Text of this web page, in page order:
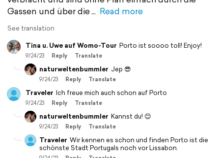
Gassen und über die
Read more
See translation
Tina u. Uwe auf Womo-Tour Porto ist soooo toll! Enjoy!
9/24/23 Reply Translate
naturweltenbummler Jep 😎
9/24/23 Reply Translate
Traveler Ich freue mich auch schon auf Porto
9/24/23 Reply Translate
naturweltenbummler Kannst du! 😊
9/24/23 Reply Translate
Traveler Wir kennen es schon und finden Porto ist die
schönste Stadt Portugals noch vor Lissabon.